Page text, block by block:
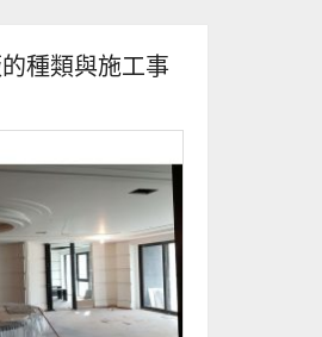
種類與施工事